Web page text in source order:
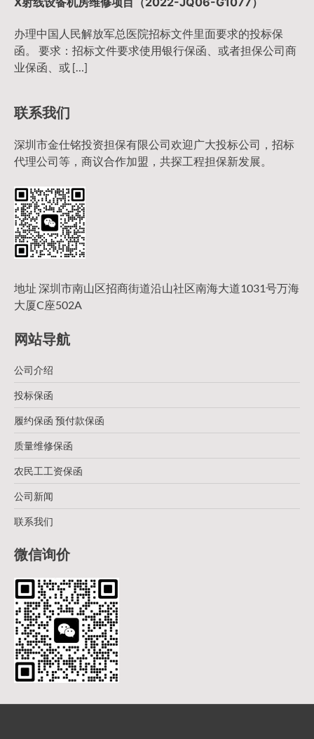
办理中国人民解放军总医院招标文件里面要求的投标保
函。 要求：招标文件要求使用银行保函、或者担保公司商
业保函、或 […]
联系我们
深圳市金仕铭投资担保有限公司欢迎广大投标公司，招标
代理公司等，商议合作加盟，共探工程担保新发展。
地址 深圳市南山区招商街道沿山社区南海大道1031号万海
大厦C座502A
网站导航
公司介绍
投标保函
履约保函 预付款保函
质量维修保函
农民工工资保函
公司新闻
联系我们
微信询价